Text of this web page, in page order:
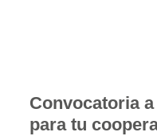
Convocatoria
para tu